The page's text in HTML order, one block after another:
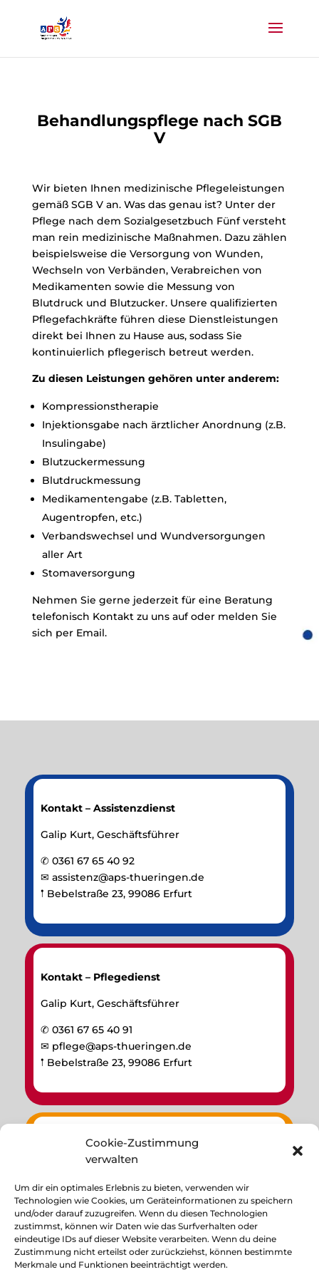
Cookie-Zustimmung
verwalten
Um dir ein optimales Erlebnis zu bieten, verwenden wir
Technologien wie Cookies, um Geräteinformationen zu speichern
und/oder darauf zuzugreifen. Wenn du diesen Technologien
zustimmst, können wir Daten wie das Surfverhalten oder
eindeutige IDs auf dieser Website verarbeiten. Wenn du deine
Zustimmung nicht erteilst oder zurückziehst, können bestimmte
Merkmale und Funktionen beeinträchtigt werden.
Behandlungspflege nach SGB
V
Wir bieten Ihnen medizinische Pflegeleistungen
gemäß SGB V an. Was das genau ist? Unter der
Pflege nach dem Sozialgesetzbuch Fünf versteht
man rein medizinische Maßnahmen. Dazu zählen
beispielsweise die Versorgung von Wunden,
Wechseln von Verbänden, Verabreichen von
Medikamenten sowie die Messung von
Blutdruck und Blutzucker. Unsere qualifizierten
Pflegefachkräfte führen diese Dienstleistungen
direkt bei Ihnen zu Hause aus, sodass Sie
kontinuierlich pflegerisch betreut werden.
Zu diesen Leistungen gehören unter anderem:
Kompressionstherapie
Injektionsgabe nach ärztlicher Anordnung (z.B.
Insulingabe)
Blutzuckermessung
Blutdruckmessung
Medikamentengabe (z.B. Tabletten,
Augentropfen, etc.)
Verbandswechsel und Wundversorgungen
aller Art
Stomaversorgung
Nehmen Sie gerne jederzeit für eine Beratung
telefonisch Kontakt zu uns auf oder melden Sie
sich per Email.
Kontakt – Assistenzdienst
Galip Kurt, Geschäftsführer
✆ 0361 67 65 40 92
✉ assistenz@aps-thueringen.de
𖡡 Bebelstraße 23, 99086 Erfurt
Kontakt – Pflegedienst
Galip Kurt, Geschäftsführer
✆ 0361 67 65 40 91
✉ pflege@aps-thueringen.de
𖡡 Bebelstraße 23, 99086 Erfurt
Weiteres
Datenschutzerklärung
Cookie-Richtlinie